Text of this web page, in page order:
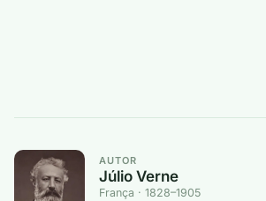
AUTOR
Júlio Verne
França · 1828–1905